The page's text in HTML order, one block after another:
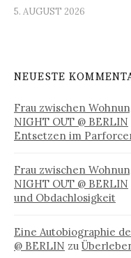
5. AUGUST 2026
NEUESTE
Frau zwischen
NIGHT OUT @ BERLIN
Entsetzen im
Frau zwischen
NIGHT OUT @ BERLIN
und Obdachlosigkeit
Eine Autobiographie
@ BERLIN zu